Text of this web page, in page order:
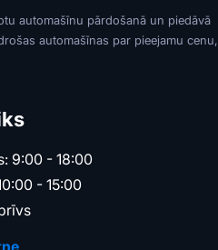
automašīnu pārdošanā un piedāvā
automašīnas par pieejamu cenu,
9:00 - 18:00
- 15:00